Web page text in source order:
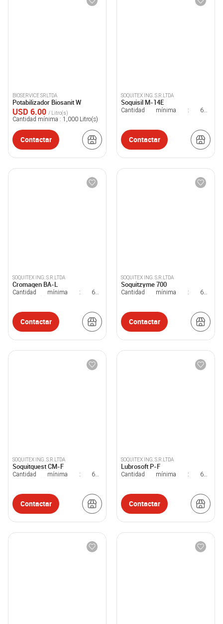
BIOSERVICE SRLTDA
Potabilizador Biosanit W
USD 6.00 / Litro(s)
Cantidad mínima : 1,000 Litro(s)
Contactar
SOQUITEX ING. S.R.LTDA
Soquisil M-14E
Cantidad mínima : 600
Contactar
SOQUITEX ING. S.R.LTDA
Cromagen BA-L
Cantidad mínima : 600
Contactar
SOQUITEX ING. S.R.LTDA
Soquitzyme 700
Cantidad mínima : 600
Contactar
SOQUITEX ING. S.R.LTDA
Soquitquest CM-F
Cantidad mínima : 600
Contactar
SOQUITEX ING. S.R.LTDA
Lubrosoft P-F
Cantidad mínima : 600
Contactar